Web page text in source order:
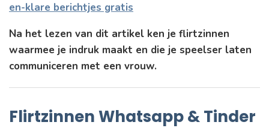
en-klare berichtjes gratis
Na het lezen van dit artikel ken je flirtzinnen
waarmee je indruk maakt en die je speelser laten
communiceren met een vrouw.
Flirtzinnen Whatsapp & Tinder